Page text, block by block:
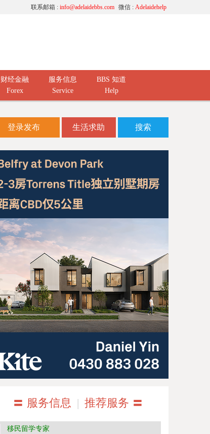
微信 : Adelaidehelp
联系邮箱 : info@adelaidebbs.com
财经金融
Forex
服务信息
Service
BBS 知道
Help
登录发布 生活求助 搜索
〓 服务信息 | 推荐服务 〓
移民留学专家